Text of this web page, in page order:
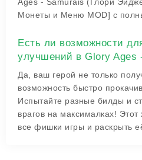
Монеты и Меню MOD] с
Есть ли возможности
улучшений в Glory Ages
Да, ваш герой не только
возможность быстро
Испытайте разные билды и
врагов на максималках!
все фишки игры и раскрыть